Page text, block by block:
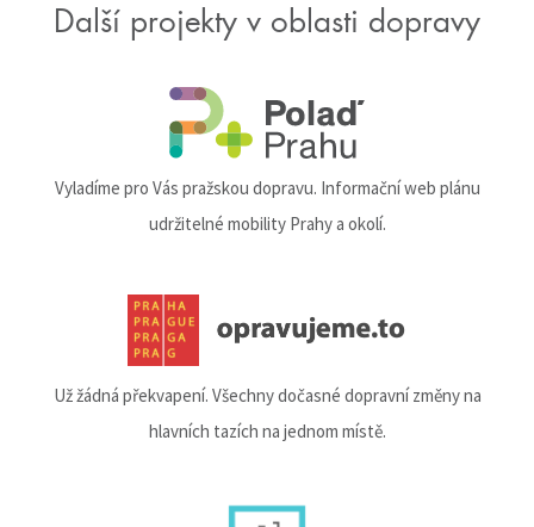
Další projekty v oblasti dopravy
Vyladíme pro Vás pražskou dopravu. Informační web plánu
udržitelné mobility Prahy a okolí.
Už žádná překvapení. Všechny dočasné dopravní změny na
hlavních tazích na jednom místě.